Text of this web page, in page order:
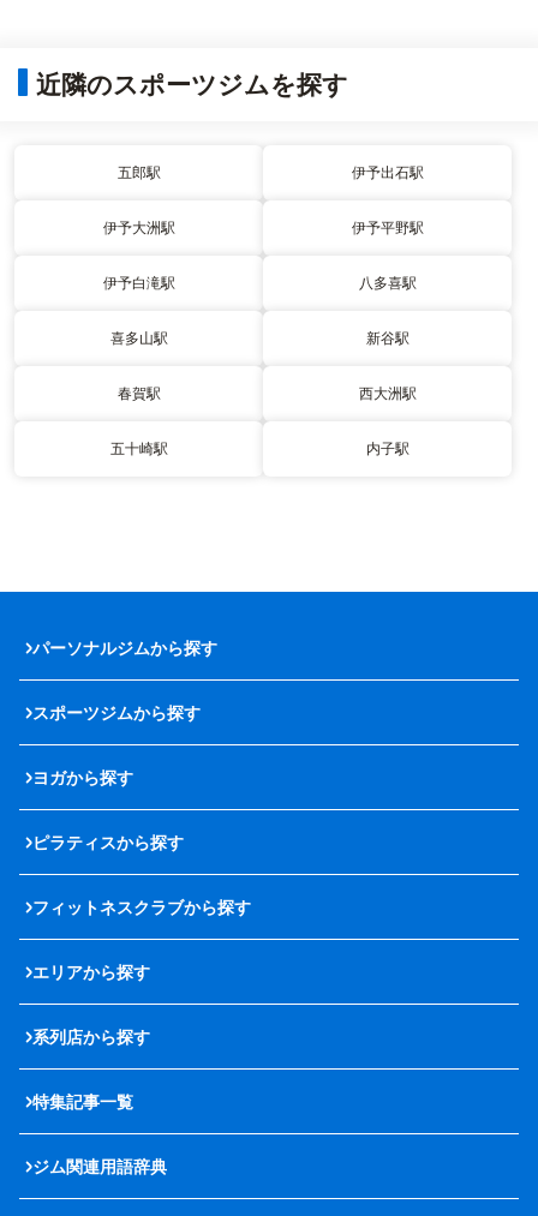
近隣のスポーツジムを探す
五郎駅 伊予出石駅
伊予大洲駅 伊予平野駅
伊予白滝駅 八多喜駅
喜多山駅 新谷駅
春賀駅 西大洲駅
五十崎駅 内子駅
パーソナルジムから探す
スポーツジムから探す
ヨガから探す
ピラティスから探す
フィットネスクラブから探す
エリアから探す
系列店から探す
特集記事一覧
ジム関連用語辞典